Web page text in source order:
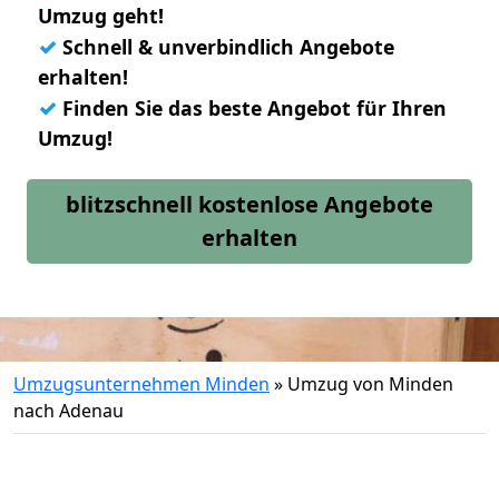
Umzug geht!
✓ Schnell & unverbindlich Angebote
erhalten!
✓ Finden Sie das beste Angebot für Ihren
Umzug!
blitzschnell kostenlose Angebote
erhalten
Umzugsunternehmen Minden » Umzug von Minden
nach Adenau